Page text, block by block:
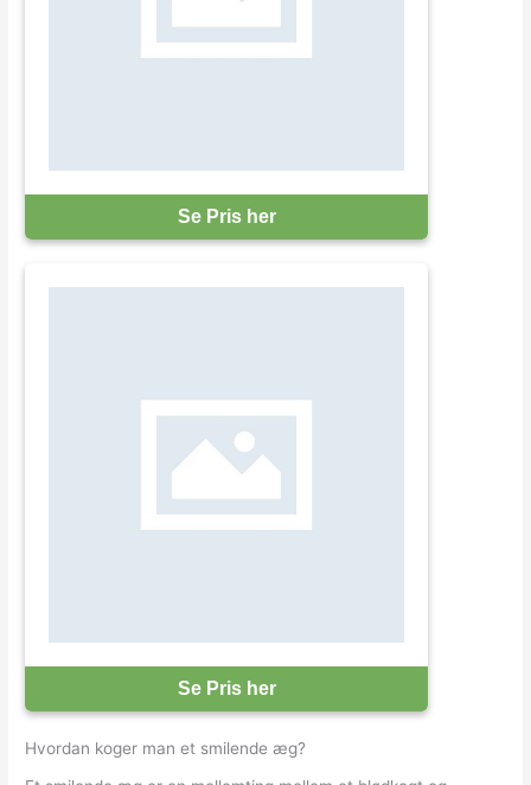
Se Pris her
Se Pris her
Hvordan koger man et smilende æg?